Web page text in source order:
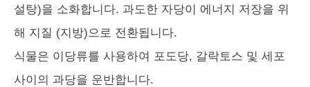
설탕)을 소화합니다. 과도한 자당이 에너지 저장을 위
해 지질 (지방)으로 전환됩니다.
식물은 이당류를 사용하여 포도당, 갈락토스 및 세포
사이의 과당을 운반합니다.